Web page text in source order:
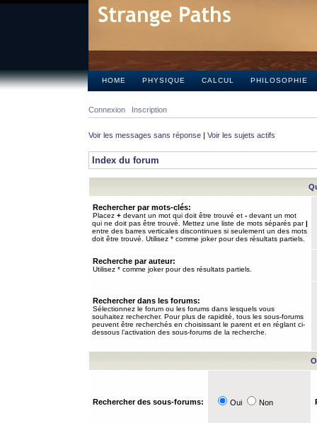
HOME PHYSIQUE CALCUL PHILOSOPHIE
Connexion Inscription
Voir les messages sans réponse | Voir les sujets actifs
Index du forum
Rechercher par mots-clés:
Placez + devant un mot qui doit être trouvé et - devant un mot
qui ne doit pas être trouvé. Mettez une liste de mots séparés par|
entre des barres verticales discontinues si seulement un des mots
doit être trouvé. Utilisez * comme joker pour des résultats partiels.
Recherche par auteur:
Utilisez * comme joker pour des résultats partiels.
Rechercher dans les forums:
Sélectionnez le forum ou les forums dans lesquels vous
souhaitez rechercher. Pour plus de rapidité, tous les sous-forums
peuvent être recherchés en choisissant le parent et en réglant ci-
dessous l’activation des sous-forums de la recherche.
Rechercher des sous-forums: Oui Non